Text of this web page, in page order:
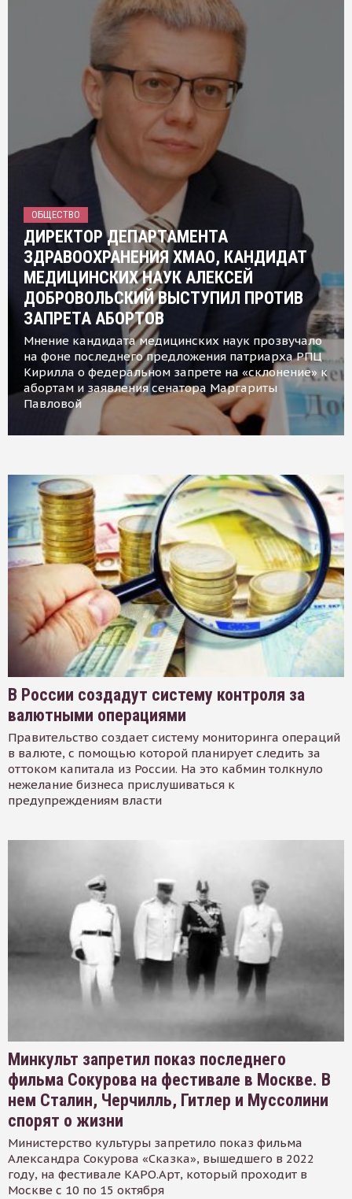
ОБЩЕСТВО
ДИРЕКТОР ДЕПАРТАМЕНТА
ЗДРАВООХРАНЕНИЯ ХМАО, КАНДИДАТ
МЕДИЦИНСКИХ НАУК АЛЕКСЕЙ
ДОБРОВОЛЬСКИЙ ВЫСТУПИЛ ПРОТИВ
ЗАПРЕТА АБОРТОВ
Мнение кандидата медицинских наук прозвучало
на фоне последнего предложения патриарха РПЦ
Кирилла о федеральном запрете на «склонение» к
абортам и заявления сенатора Маргариты
Павловой
В России создадут систему контроля за
валютными операциями
Правительство создает систему мониторинга операций
в валюте, с помощью которой планирует следить за
оттоком капитала из России. На это кабмин толкнуло
нежелание бизнеса прислушиваться к
предупреждениям власти
Минкульт запретил показ последнего
фильма Сокурова на фестивале в Москве. В
нем Сталин, Черчилль, Гитлер и Муссолини
спорят о жизни
Министерство культуры запретило показ фильма
Александра Сокурова «Сказка», вышедшего в 2022
году, на фестивале КАРО.Арт, который проходит в
Москве с 10 по 15 октября